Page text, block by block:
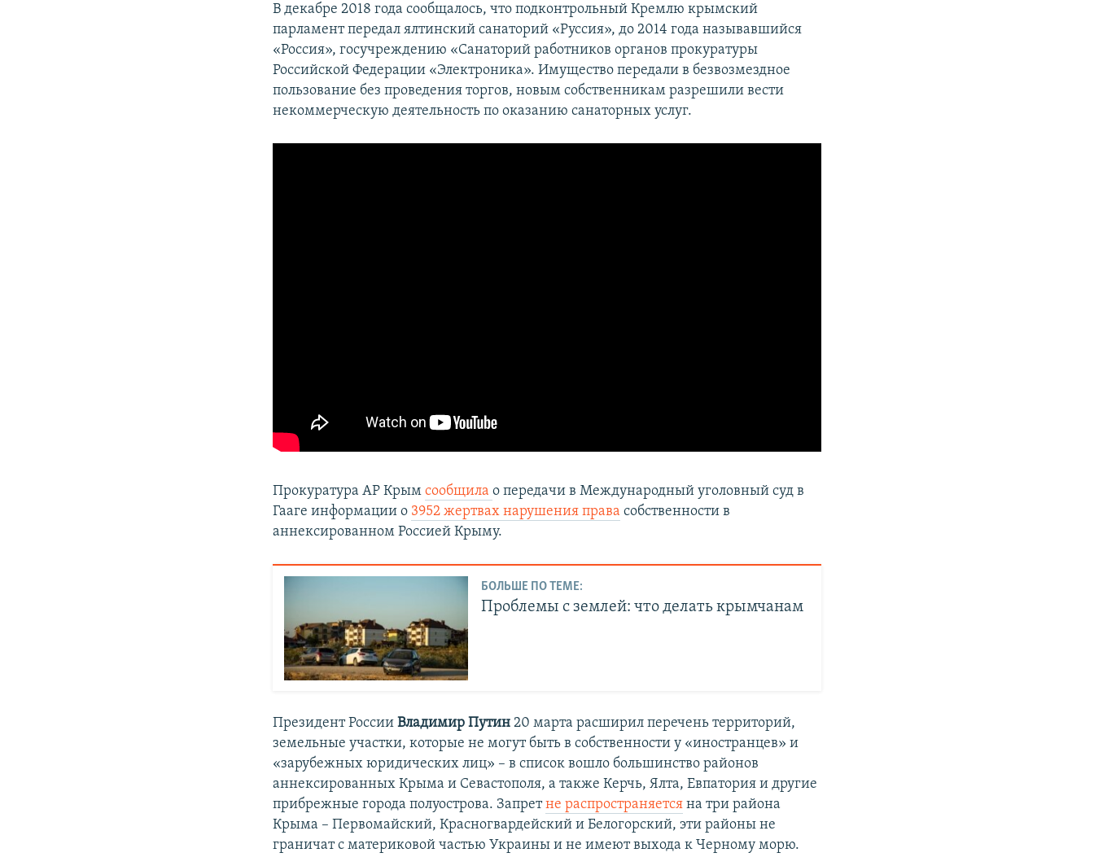
В декабре 2018 года сообщалось, что подконтрольный Кремлю крымский
парламент передал ялтинский санаторий «Руссия», до 2014 года называвшийся
«Россия», госучреждению «Санаторий работников органов прокуратуры
Российской Федерации «Электроника». Имущество передали в безвозмездное
пользование без проведения торгов, новым собственникам разрешили вести
некоммерческую деятельность по оказанию санаторных услуг.
Прокуратура АР Крымсообщилао передачи в Международный уголовный суд в
Гааге информации о 3952 жертвах нарушения права собственности в
аннексированном Россией Крыму.
БОЛЬШЕ ПО ТЕМЕ:
Проблемы с землей: что делать крымчанам
Президент России Владимир Путин20 марта расширил перечень территорий,
земельные участки, которые не могут быть в собственности у «иностранцев» и
«зарубежных юридических лиц» – в список вошло большинство районов
аннексированных Крыма и Севастополя, а также Керчь, Ялта, Евпатория и другие
прибрежные города полуострова. Запретне распространяется на три района
Крыма – Первомайский, Красногвардейский и Белогорский, эти районы не
граничат с материковой частью Украины и не имеют выхода к Черному морю.